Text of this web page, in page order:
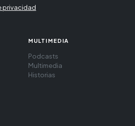
privacidad
MULTIMEDIA
Podcasts
Multimedia
Historias